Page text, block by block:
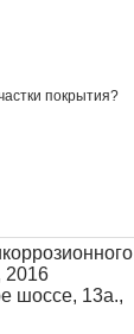
покрытия?
2016
шоссе, 13а.,